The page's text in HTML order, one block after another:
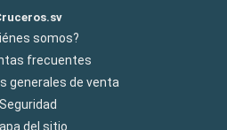
somos?
frecuentes
generales de venta
Seguridad
del sitio